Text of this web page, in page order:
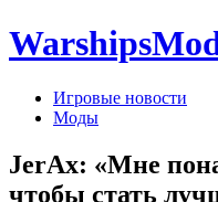
Игровые новости
Моды
JerAx: «Мне
чтобы стать